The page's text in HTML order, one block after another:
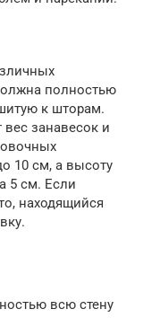
полностью
к шторам.
занавесок и
10 см, а высоту
5 см. Если
находящийся
всю стену